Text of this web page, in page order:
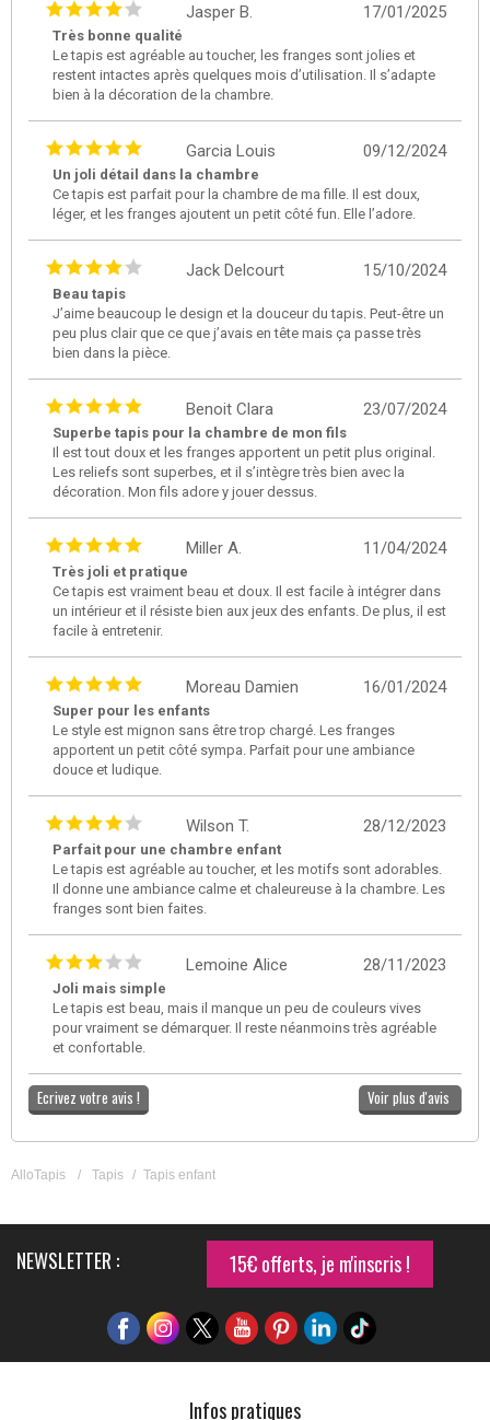
17/01/2025
Jasper B.
Très bonne qualité
Le tapis est agréable au toucher, les franges sont jolies et
restent intactes après quelques mois d’utilisation. Il s’adapte
bien à la décoration de la chambre.
09/12/2024
Garcia Louis
Un joli détail dans la chambre
Ce tapis est parfait pour la chambre de ma fille. Il est doux,
léger, et les franges ajoutent un petit côté fun. Elle l’adore.
15/10/2024
Jack Delcourt
Beau tapis
J’aime beaucoup le design et la douceur du tapis. Peut-être un
peu plus clair que ce que j’avais en tête mais ça passe très
bien dans la pièce.
23/07/2024
Benoit Clara
Superbe tapis pour la chambre de mon fils
Il est tout doux et les franges apportent un petit plus original.
Les reliefs sont superbes, et il s’intègre très bien avec la
décoration. Mon fils adore y jouer dessus.
11/04/2024
Miller A.
Très joli et pratique
Ce tapis est vraiment beau et doux. Il est facile à intégrer dans
un intérieur et il résiste bien aux jeux des enfants. De plus, il est
facile à entretenir.
16/01/2024
Moreau Damien
Super pour les enfants
Le style est mignon sans être trop chargé. Les franges
apportent un petit côté sympa. Parfait pour une ambiance
douce et ludique.
28/12/2023
Wilson T.
Parfait pour une chambre enfant
Le tapis est agréable au toucher, et les motifs sont adorables.
Il donne une ambiance calme et chaleureuse à la chambre. Les
franges sont bien faites.
28/11/2023
Lemoine Alice
Joli mais simple
Le tapis est beau, mais il manque un peu de couleurs vives
pour vraiment se démarquer. Il reste néanmoins très agréable
et confortable.
Ecrivez votre avis ! Voir plus d'avis
AlloTapis / Tapis / Tapis enfant
NEWSLETTER : 15€ offerts, je m'inscris !
Infos pratiques